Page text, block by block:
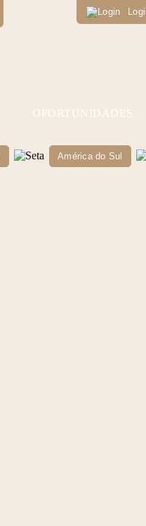
OPORTUNIDADES
América do Sul